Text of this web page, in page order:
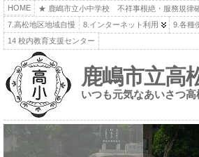
HOME ★ 鹿嶋市立小中学校 不祥事根絶・服務規律
7.高松地区地域自慢
8.インターネット利用 9.各種
14 校内教育支援センター
鹿嶋市立高
いつも元気なあいさつ高